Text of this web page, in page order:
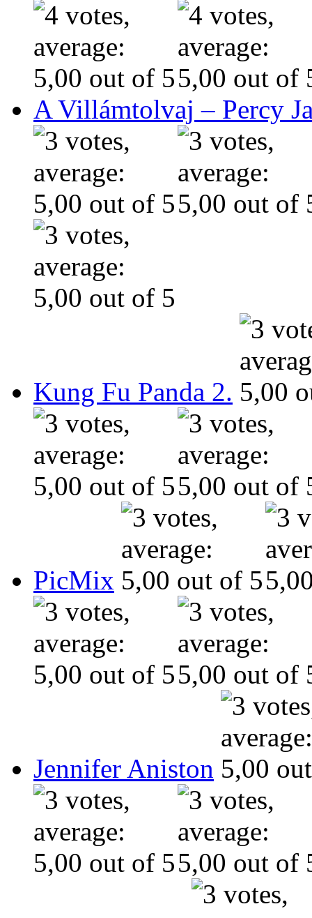
A Villámtolvaj – Percy
Kung Fu Panda 2.
PicMix
Jennifer Aniston